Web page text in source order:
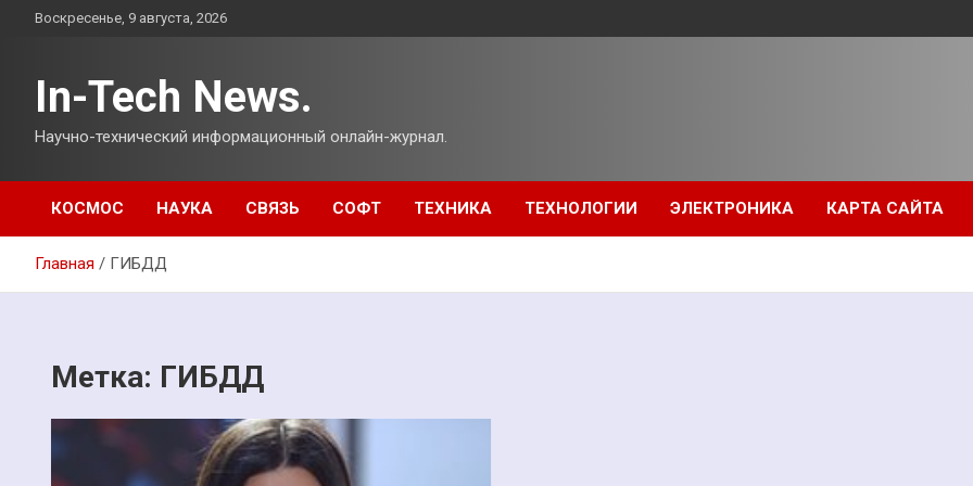
ПерейтиВоскресенье, 9 августа, 2026
In-Tech News.
Научно-технический информационный онлайн-журнал.
КОСМОС НАУКА СВЯЗЬ СОФТ ТЕХНИКА ТЕХНОЛОГИИ ЭЛЕКТРОНИКА КАРТА САЙТА
Главная ГИБДД
Метка: ГИБДД